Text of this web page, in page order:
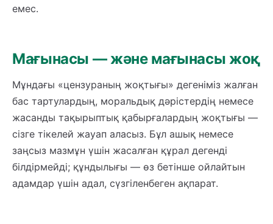
емес.
Мағынасы — және мағынасы жоқ
Мұндағы «цензураның жоқтығы» дегеніміз жалған
бас тартулардың, моральдық дәрістердің немесе
жасанды тақырыптық қабырғалардың жоқтығы —
сізге тікелей жауап аласыз. Бұл ашық немесе
заңсыз мазмұн үшін жасалған құрал дегенді
білдірмейді; құндылығы — өз бетінше ойлайтын
адамдар үшін адал, сүзгіленбеген ақпарат.